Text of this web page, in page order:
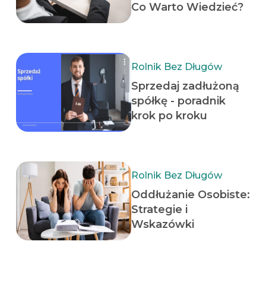
Co Warto Wiedzieć?
Rolnik Bez Długów
Sprzedaj zadłużoną
spółkę - poradnik
krok po kroku
Rolnik Bez Długów
Oddłużanie Osobiste:
Strategie i
Wskazówki